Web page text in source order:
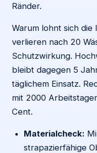
Ränder.
Warum lohnt sich die
verlieren nach 20
Schutzwirkung.
bleibt dagegen 5
täglichem Einsatz.
mit 2000
Cent.
Materialcheck:
strapazierfähige